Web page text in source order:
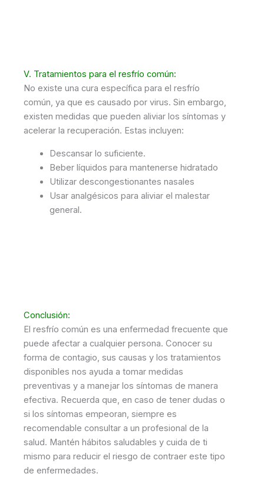
V. Tratamientos para el resfrío común:
No existe una cura específica para el resfrío
común, ya que es causado por virus. Sin embargo,
existen medidas que pueden aliviar los síntomas y
acelerar la recuperación. Estas incluyen:
Descansar lo suficiente.
Beber líquidos para mantenerse hidratado
Utilizar descongestionantes nasales
Usar analgésicos para aliviar el malestar
general.
Conclusión:
El resfrío común es una enfermedad frecuente que
puede afectar a cualquier persona. Conocer su
forma de contagio, sus causas y los tratamientos
disponibles nos ayuda a tomar medidas
preventivas y a manejar los síntomas de manera
efectiva. Recuerda que, en caso de tener dudas o
si los síntomas empeoran, siempre es
recomendable consultar a un profesional de la
salud. Mantén hábitos saludables y cuida de ti
mismo para reducir el riesgo de contraer este tipo
de enfermedades.